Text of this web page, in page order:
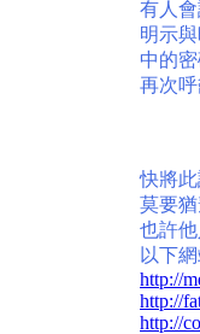
有人
明示
中的
再次
以
快將
莫要
也許
以下
http://
http://
http://